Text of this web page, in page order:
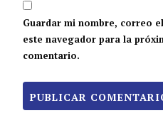
Guardar mi nombre, correo
este navegador para la
comentario.